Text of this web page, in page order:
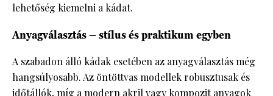
lehetőség kiemelni a kádat.
Anyagválasztás – stílus és praktikum egyben
A szabadon álló kádak esetében az anyagválasztás még
hangsúlyosabb. Az öntöttvas modellek robusztusak és
időtállók, míg a modern akril vagy kompozit anyagok